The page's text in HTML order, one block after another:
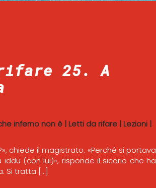
25. A
inferno non è| Letti da rifare| Lezioni|
chiede il magistrato. «Perché si portava
(con lui)», risponde il sicario che ha
Si tratta […]